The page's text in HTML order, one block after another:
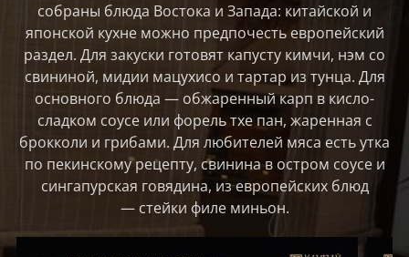
собраны блюда Востока и Запада: китайской и
японской кухне можно предпочесть европейский
раздел. Для закуски готовят капусту кимчи, нэм со
свининой, мидии мацухисо и тартар из тунца. Для
основного блюда — обжаренный карп в кисло-
сладком соусе или форель тхе пан, жаренная с
брокколи и грибами. Для любителей мяса есть утка
по пекинскому рецепту, свинина в остром соусе и
сингапурская говядина, из европейских блюд
— стейки филе миньон.